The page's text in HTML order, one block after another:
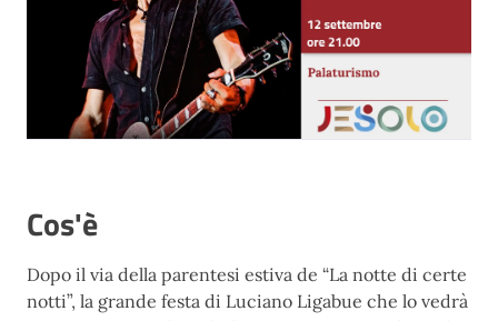
Cos'è
Dopo il via della parentesi estiva de “La notte di certe
notti”, la grande festa di Luciano Ligabue che lo vedrà